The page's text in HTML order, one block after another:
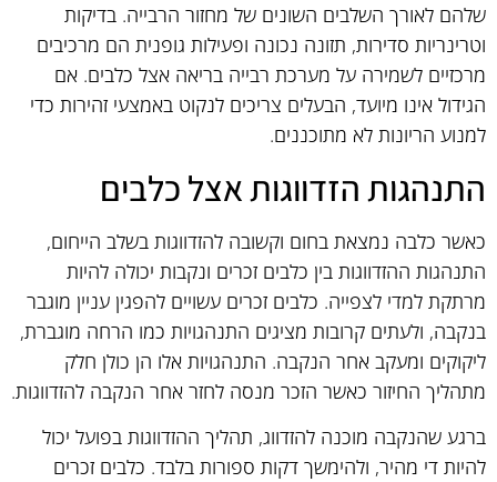
שלהם לאורך השלבים השונים של מחזור הרבייה. בדיקות
וטרינריות סדירות, תזונה נכונה ופעילות גופנית הם מרכיבים
מרכזיים לשמירה על מערכת רבייה בריאה אצל כלבים. אם
הגידול אינו מיועד, הבעלים צריכים לנקוט באמצעי זהירות כדי
למנוע הריונות לא מתוכננים.
התנהגות הזדווגות אצל כלבים
כאשר כלבה נמצאת בחום וקשובה להזדווגות בשלב הייחום,
התנהגות ההזדווגות בין כלבים זכרים ונקבות יכולה להיות
מרתקת למדי לצפייה. כלבים זכרים עשויים להפגין עניין מוגבר
בנקבה, ולעתים קרובות מציגים התנהגויות כמו הרחה מוגברת,
ליקוקים ומעקב אחר הנקבה. התנהגויות אלו הן כולן חלק
מתהליך החיזור כאשר הזכר מנסה לחזר אחר הנקבה להזדווגות.
ברגע שהנקבה מוכנה להזדווג, תהליך ההזדווגות בפועל יכול
להיות די מהיר, ולהימשך דקות ספורות בלבד. כלבים זכרים